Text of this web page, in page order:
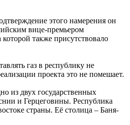
этого намерения он
вице-премьером
также присутствовало
газ в республику не
проекта это не помешает.
из двух государственных
и Герцеговины. Республика
страны. Её столица – Баня-